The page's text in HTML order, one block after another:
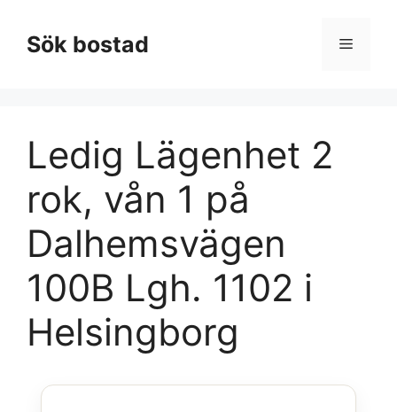
innehållSök bostad Meny
Ledig Lägenhet 2
rok, vån 1 på
Dalhemsvägen
100B Lgh. 1102 i
Helsingborg